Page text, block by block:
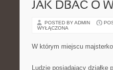
JAK DBAĆ O
POSTED BY ADMIN
WYŁĄCZONA
W którym miejscu
Ludzie posiadający działkę